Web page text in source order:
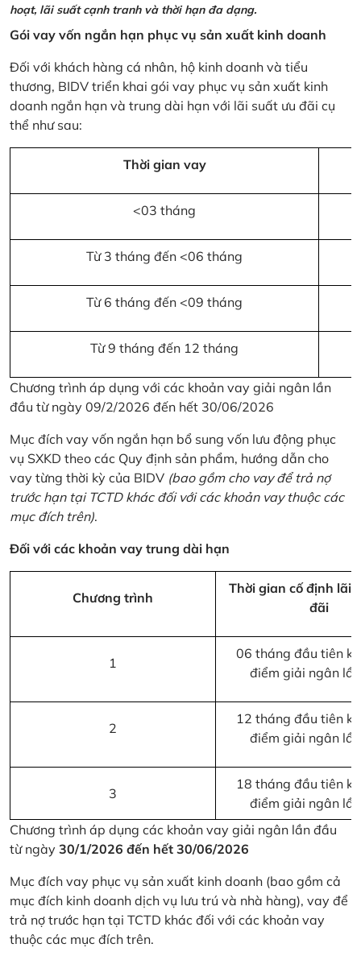
hoạt, lãi suất cạnh tranh và thời hạn đa dạng.
Gói vay vốn ngắn hạn phục vụ sản xuất kinh doanh
Đối với khách hàng cá nhân, hộ kinh doanh và tiểu
thương, BIDV triển khai gói vay phục vụ sản xuất kinh
doanh ngắn hạn và trung dài hạn với lãi suất ưu đãi cụ
thể như sau:
Thời gian vay
<03 tháng
Từ 3 tháng đến <06 tháng
Từ 6 tháng đến <09 tháng
Từ 9 tháng đến 12 tháng
Chương trình áp dụng với các khoản vay giải ngân lần
đầu từ ngày 09/2/2026 đến hết 30/06/2026
Mục đích vay vốn ngắn hạn bổ sung vốn lưu động phục
vụ SXKD theo các Quy định sản phẩm, hướng dẫn cho
vay từng thời kỳ của BIDV (bao gồm cho vay để trả nợ
trước hạn tại TCTD khác đối với các khoản vay thuộc các
mục đích trên).
Đối với các khoản vay trung dài hạn
Chương trình
Thời gian cố định lãi
đãi
1
06 tháng đầu tiên
điểm giải ngân
2
12 tháng đầu tiên
điểm giải ngân
3
18 tháng đầu tiên
điểm giải ngân
Chương trình áp dụng các khoản vay giải ngân lần đầu
từ ngày 30/1/2026 đến hết 30/06/2026
Mục đích vay phục vụ sản xuất kinh doanh (bao gồm cả
mục đích kinh doanh dịch vụ lưu trú và nhà hàng), vay để
trả nợ trước hạn tại TCTD khác đối với các khoản vay
thuộc các mục đích trên.